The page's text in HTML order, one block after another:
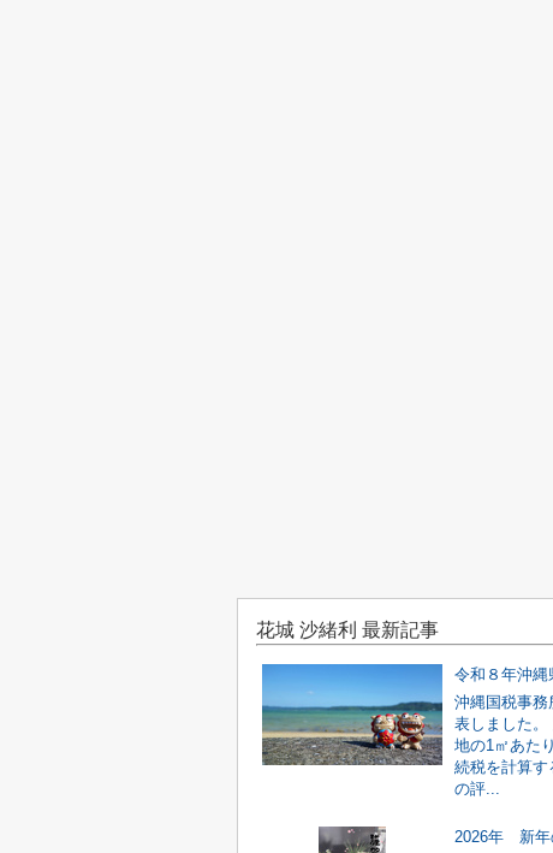
花城 沙緒利 最新記事
令和８年沖縄
沖縄国税事務
表しました。
地の1㎡あた
続税を計算
の評...
2026年 新年